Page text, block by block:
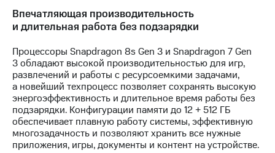
Впечатляющая производительность
и длительная работа без подзарядки
Процессоры Snapdragon 8s Gen 3 и Snapdragon 7 Gen
3 обладают высокой производительностью для игр,
развлечений и работы с ресурсоемкими задачами,
а новейший техпроцесс позволяет сохранять высокую
энергоэффективность и длительное время работы без
подзарядки. Конфигурации памяти до 12 + 512 ГБ
обеспечивает плавную работу системы, эффективную
многозадачность и позволяют хранить все нужные
приложения, игры, документы и контент на устройстве.